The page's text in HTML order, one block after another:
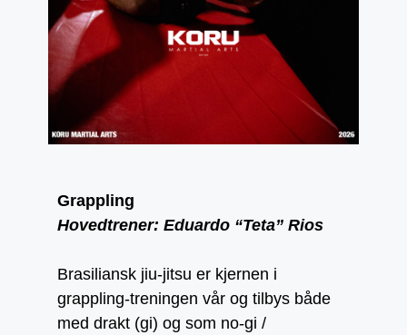
Grappling
Hovedtrener: Eduardo “Teta” Rios
Brasiliansk jiu-jitsu er kjernen i
grappling-treningen vår og tilbys både
med drakt (gi) og som no-gi /